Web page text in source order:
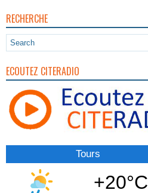
RECHERCHE
ECOUTEZ CITERADIO
Tours
+20°C